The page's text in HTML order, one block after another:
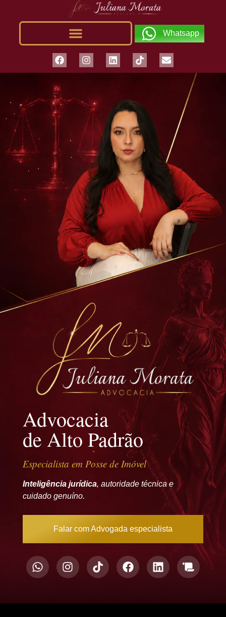
Whatsapp
Advocacia
de Alto Padrão
Especialista em Posse de Imóvel
Inteligência jurídica, autoridade técnica e
cuidado genuíno.
Falar com Advogada especialista